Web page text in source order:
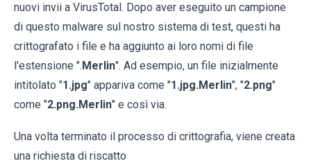
nuovi invii a VirusTotal. Dopo aver eseguito un campione
di questo malware sul nostro sistema di test, questi ha
crittografato i file e ha aggiunto ai loro nomi di file
l'estensione ".Merlin". Ad esempio, un file inizialmente
intitolato "1.jpg" appariva come "1.jpg.Merlin", "2.png"
come "2.png.Merlin" e così via.
Una volta terminato il processo di crittografia, viene creata
una richiesta di riscatto